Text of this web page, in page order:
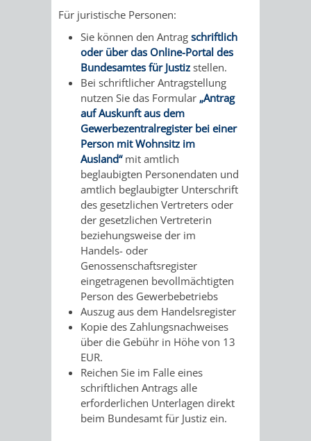
&
BÄDER
VERANSTALTUNGSRÄUME
STADTHALLE
ROLF-
ENGELBRECHT-
HAUS
BÜRGERSAAL
IM
ALTEN
RATHAUS
Für juristische Personen:
Sie können den Antrag schriftlich
oder über das Online-Portal des
Bundesamtes für Justiz stellen.
Bei schriftlicher Antragstellung
nutzen Sie das Formular „Antrag
auf Auskunft aus dem
Gewerbezentralregister bei einer
Person mit Wohnsitz im
Ausland“mit amtlich
beglaubigten Personendaten und
amtlich beglaubigter Unterschrift
des gesetzlichen Vertreters oder
der gesetzlichen Vertreterin
beziehungsweise der im
Handels- oder
Genossenschaftsregister
eingetragenen bevollmächtigten
Person des Gewerbebetriebs
Auszug aus dem Handelsregister
Kopie des Zahlungsnachweises
über die Gebühr in Höhe von 13
EUR.
Reichen Sie im Falle eines
schriftlichen Antrags alle
erforderlichen Unterlagen direkt
beim Bundesamt für Justiz ein.